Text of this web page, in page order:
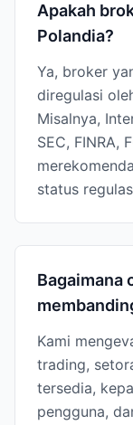
Apakah
Polandia?
Ya, broker
diregulasi
Misalnya,
SEC, FINRA,
status
Bagaimana
Kami
trading,
tersedia,
pengguna,